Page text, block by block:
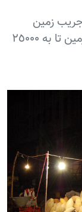
از يک جريب زمين
٢٥٠٠٠